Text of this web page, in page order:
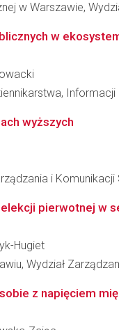
w Warszawie,
w
Informacji
wyższych
i Komunikacji
pierwotnej w
Hugiet
Wydział
z napięciem